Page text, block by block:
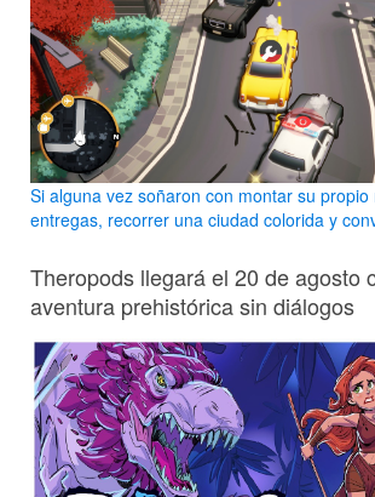
Si alguna vez soñaron con montar su propio
entregas, recorrer una ciudad colorida y
Theropods llegará el 20 de agosto
aventura prehistórica sin diálogos